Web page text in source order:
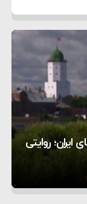
پاسخ به
صادر کرد
گرفته و
کامل
به دلیل کمک
پاسخ
کردروایتی
نوزادمان را